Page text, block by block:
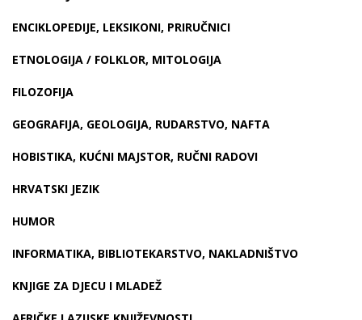
ENCIKLOPEDIJE, LEKSIKONI, PRIRUČNICI
ETNOLOGIJA / FOLKLOR, MITOLOGIJA
FILOZOFIJA
GEOGRAFIJA, GEOLOGIJA, RUDARSTVO, NAFTA
HOBISTIKA, KUĆNI MAJSTOR, RUČNI RADOVI
HRVATSKI JEZIK
HUMOR
INFORMATIKA, BIBLIOTEKARSTVO, NAKLADNIŠTVO
KNJIGE ZA DJECU I MLADEŽ